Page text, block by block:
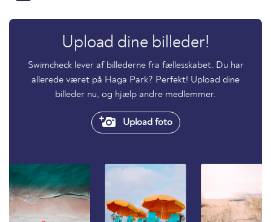
Upload dine billeder!
Swimcheck lever af billederne fra fællesskabet. Du har
allerede været på Haga Park? Perfekt! Upload dine
billeder nu, og hjælp andre medlemmer.
Upload foto